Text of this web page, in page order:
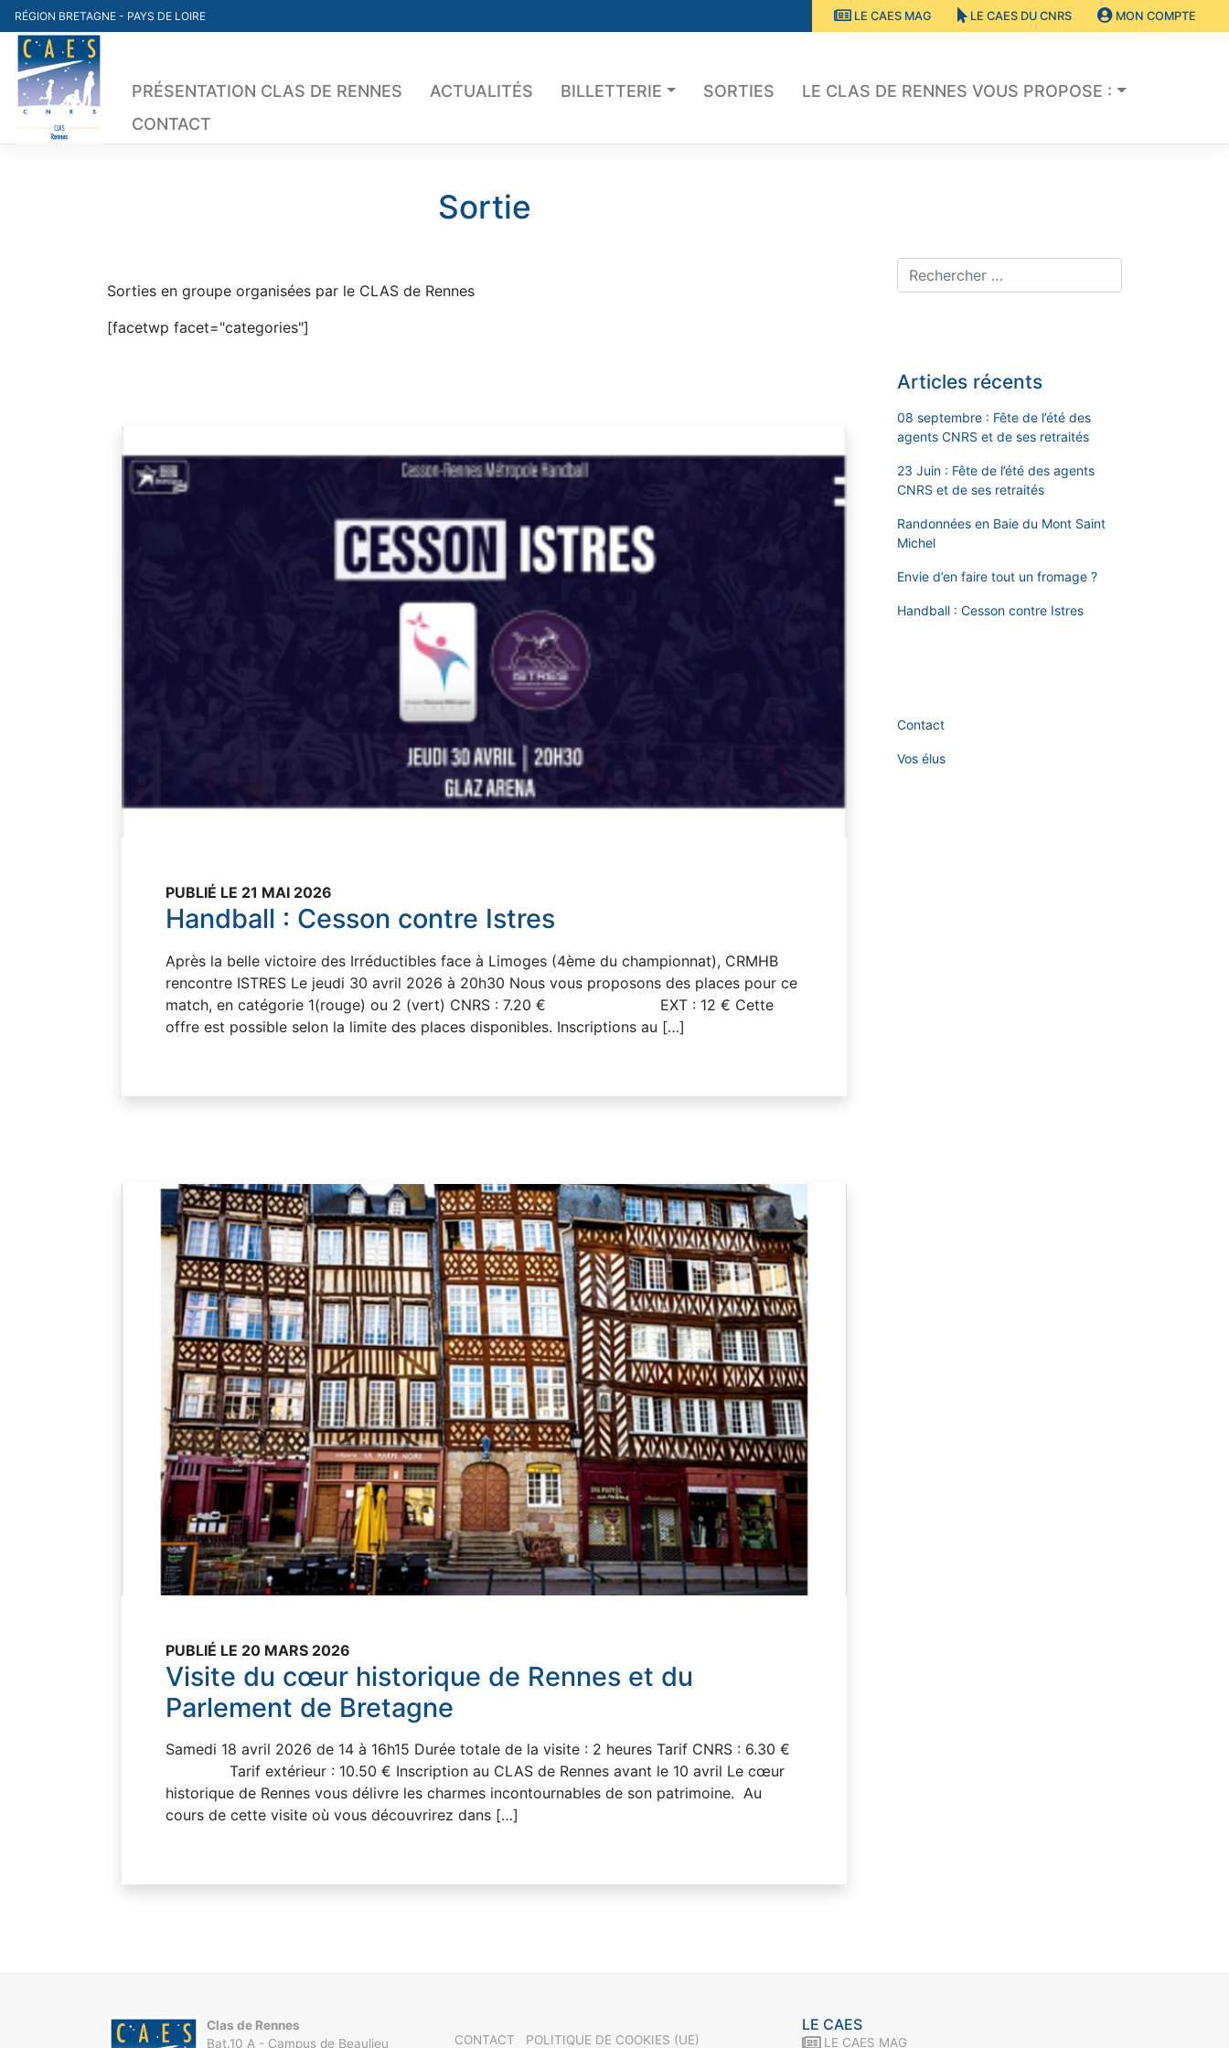
Skip
to
content
RÉGION BRETAGNE - PAYS DE LOIRE LE CAES MAG LE CAES DU CNRS MON COMPTE
PRÉSENTATION CLAS DE RENNES ACTUALITÉS BILLETTERIE SORTIES
LE CLAS DE RENNES VOUS PROPOSE :
CONTACT
Sortie
Sorties en groupe organisées par le CLAS de Rennes
[facetwp facet="categories"]
PUBLIÉ LE 21 MAI 2026
Handball : Cesson contre Istres
Après la belle victoire des Irréductibles face à Limoges (4ème du championnat), CRMHB
rencontre ISTRES Le jeudi 30 avril 2026 à 20h30 Nous vous proposons des places pour ce
match, en catégorie 1(rouge) ou 2 (vert) CNRS : 7.20 € EXT : 12 € Cette
offre est possible selon la limite des places disponibles. Inscriptions au […]
PUBLIÉ LE 20 MARS 2026
Visite du cœur historique de Rennes et du
Parlement de Bretagne
Samedi 18 avril 2026 de 14 à 16h15 Durée totale de la visite : 2 heures Tarif CNRS : 6.30 €
Tarif extérieur : 10.50 € Inscription au CLAS de Rennes avant le 10 avril Le cœur
historique de Rennes vous délivre les charmes incontournables de son patrimoine. Au
cours de cette visite où vous découvrirez dans […]
Articles récents
08 septembre : Fête de l’été des
agents CNRS et de ses retraités
23 Juin : Fête de l’été des agents
CNRS et de ses retraités
Randonnées en Baie du Mont Saint
Michel
Envie d’en faire tout un fromage ?
Handball : Cesson contre Istres
Contact
Vos élus
Clas de Rennes
Bat.10 A - Campus de Beaulieu
CONTACT POLITIQUE DE COOKIES (UE)
LE CAES
LE CAES MAG